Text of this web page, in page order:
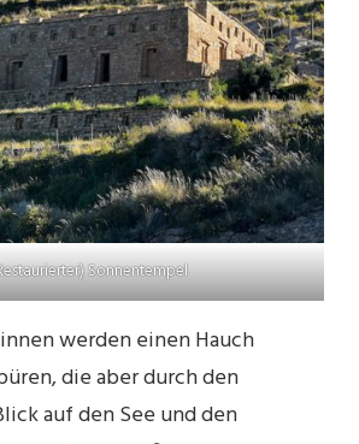
Sonnentempel
werden einen Hauch
die aber durch den
auf den See und den